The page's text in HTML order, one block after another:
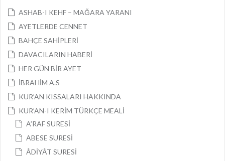
ASHAB-I KEHF – MAĞARA YARANI
AYETLERDE CENNET
BAHÇE SAHİPLERİ
DAVACILARIN HABERİ
HER GÜN BİR AYET
İBRAHİM A.S
KUR’AN KISSALARI HAKKINDA
KUR’AN-I KERİM TÜRKÇE MEALİ
A’RAF SURESİ
ABESE SURESİ
ÂDİYÂT SURESİ